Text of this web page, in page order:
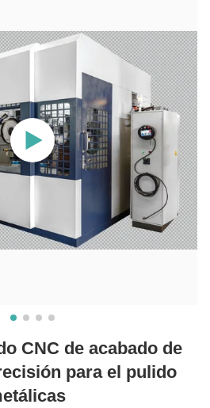
CNC de acabado de
para el pulido